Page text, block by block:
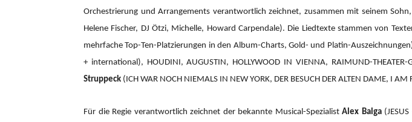
Orchestrierung und Arrangements verantwortlich zeichnet, zusammen mit seinem
Helene Fischer, DJ Ötzi, Michelle, Howard Carpendale). Die Liedtexte stammen von
mehrfache Top-Ten-Platzierungen in den Album-Charts, Gold- und Platin-
+ international), HOUDINI, AUGUSTIN, HOLLYWOOD IN VIENNA, RAIMUND-THEATER-
Struppeck (ICH WAR NOCH NIEMALS IN NEW YORK, DER BESUCH DER ALTEN DAME, I
Für die Regie verantwortlich zeichnet der bekannte Musical-Spezialist Alex Balga(JESUS